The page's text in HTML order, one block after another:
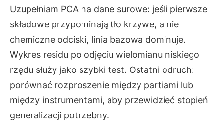
Uzupełniam PCA na dane surowe: jeśli pierwsze
składowe przypominają tło krzywe, a nie
chemiczne odciski, linia bazowa dominuje.
Wykres residu po odjęciu wielomianu niskiego
rzędu służy jako szybki test. Ostatni odruch:
porównać rozproszenie między partiami lub
między instrumentami, aby przewidzieć stopień
generalizacji potrzebny.